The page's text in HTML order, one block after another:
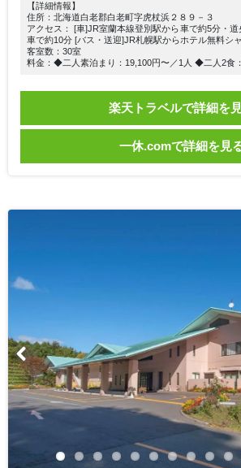
【詳細情報】
住所：北海道白老郡白老町字虎杖浜２８９－３
アクセス： [車]JR室蘭本線登別駅から車で約5分・
車で約10分 [バス・送迎]JR札幌駅からホテル無料シ
客室数：30室
料金：◆二人素泊まり：19,100円〜／1人 ◆二人2食
楽天トラベルで詳細を
一休.comで詳細を見